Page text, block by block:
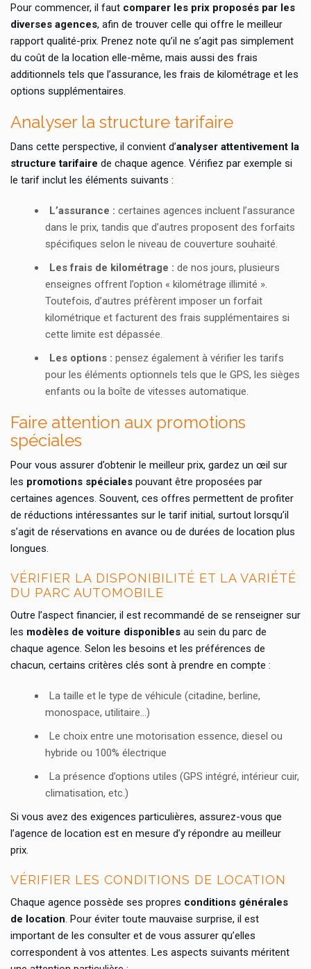
Pour commencer, il faut comparer les prix proposés par les
diverses agences, afin de trouver celle qui offre le meilleur
rapport qualité-prix. Prenez note qu’il ne s’agit pas simplement
du coût de la location elle-même, mais aussi des frais
additionnels tels que l’assurance, les frais de kilométrage et les
options supplémentaires.
Analyser la structure tarifaire
Dans cette perspective, il convient d’analyser attentivement la
structure tarifaire de chaque agence. Vérifiez par exemple si
le tarif inclut les éléments suivants :
L’assurance : certaines agences incluent l’assurance
dans le prix, tandis que d’autres proposent des forfaits
spécifiques selon le niveau de couverture souhaité.
Les frais de kilométrage : de nos jours, plusieurs
enseignes offrent l’option « kilométrage illimité ».
Toutefois, d’autres préfèrent imposer un forfait
kilométrique et facturent des frais supplémentaires si
cette limite est dépassée.
Les options : pensez également à vérifier les tarifs
pour les éléments optionnels tels que le GPS, les sièges
enfants ou la boîte de vitesses automatique.
Faire attention aux promotions
spéciales
Pour vous assurer d’obtenir le meilleur prix, gardez un œil sur
les promotions spéciales pouvant être proposées par
certaines agences. Souvent, ces offres permettent de profiter
de réductions intéressantes sur le tarif initial, surtout lorsqu’il
s’agit de réservations en avance ou de durées de location plus
longues.
VÉRIFIER LA DISPONIBILITÉ ET LA VARIÉTÉ
DU PARC AUTOMOBILE
Outre l’aspect financier, il est recommandé de se renseigner sur
les modèles de voiture disponibles au sein du parc de
chaque agence. Selon les besoins et les préférences de
chacun, certains critères clés sont à prendre en compte :
La taille et le type de véhicule (citadine, berline,
monospace, utilitaire…)
Le choix entre une motorisation essence, diesel ou
hybride ou 100% électrique
La présence d’options utiles (GPS intégré, intérieur cuir,
climatisation, etc.)
Si vous avez des exigences particulières, assurez-vous que
l’agence de location est en mesure d’y répondre au meilleur
prix.
VÉRIFIER LES CONDITIONS DE LOCATION
Chaque agence possède ses propres conditions générales
de location. Pour éviter toute mauvaise surprise, il est
important de les consulter et de vous assurer qu’elles
correspondent à vos attentes. Les aspects suivants méritent